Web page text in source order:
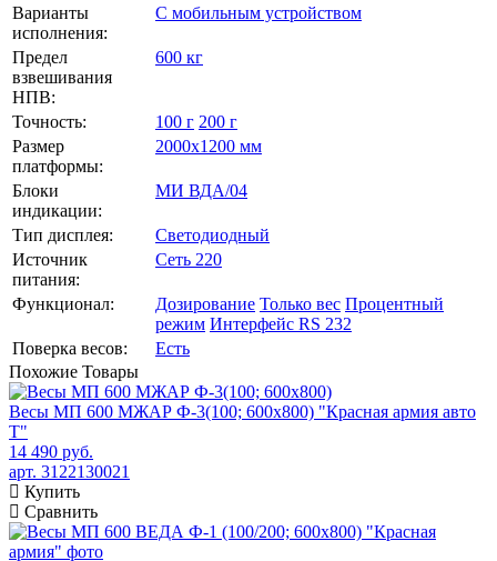
Варианты
исполнения:
С мобильным устройством
Предел
взвешивания
НПВ:
600 кг
Точность: 100 г 200 г
Размер
платформы:
2000х1200 мм
Блоки
индикации:
МИ ВДА/04
Тип дисплея:
Светодиодный
Источник
питания:
Сеть 220
Функционал: Дозирование Только вес Процентный
режим Интерфейс RS 232
Поверка весов:
Есть
Похожие Товары
Весы МП 600 МЖАР Ф-3(100; 600х800) "Красная армия авто
Т"
14 490 руб.
арт. 3122130021
Купить
Сравнить